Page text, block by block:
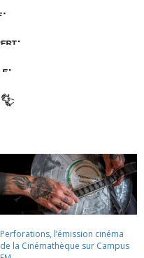
Perforations, l’émission cinéma
de la Cinémathèque sur Campus